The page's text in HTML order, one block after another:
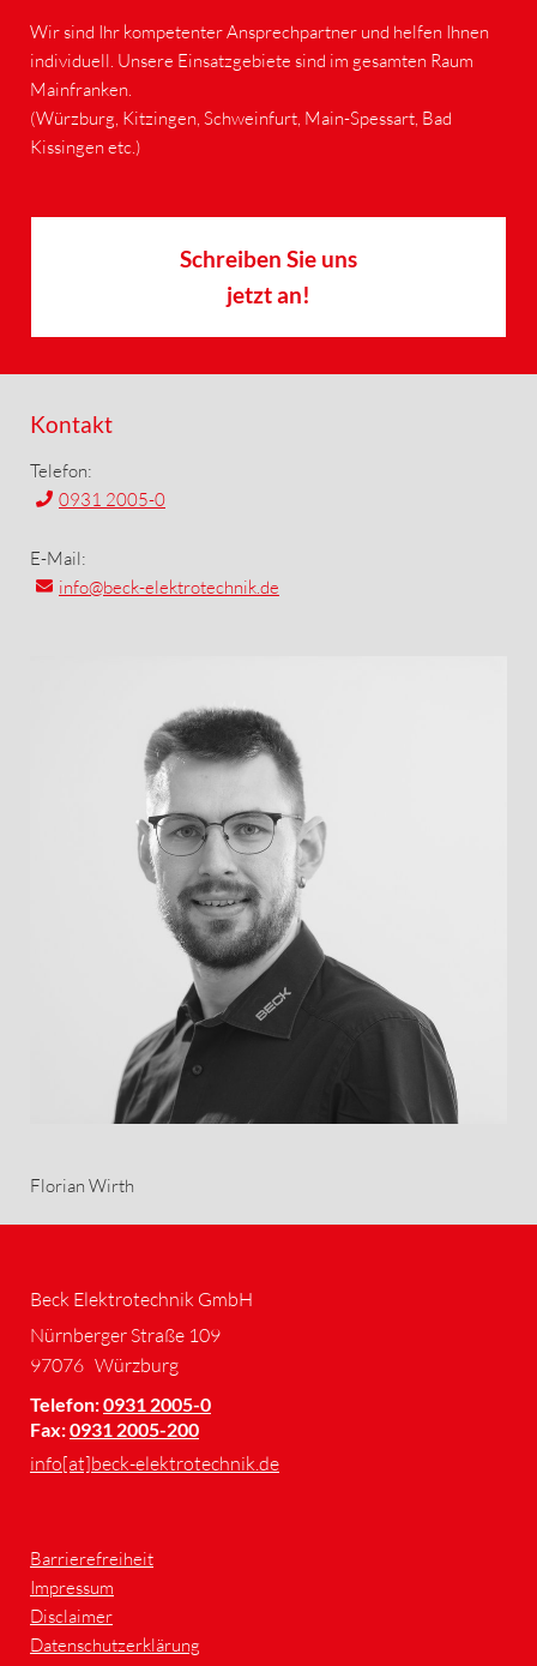
Wir sind Ihr kompetenter Ansprechpartner und helfen Ihnen
individuell. Unsere Einsatzgebiete sind im gesamten Raum
Mainfranken.
(Würzburg, Kitzingen, Schweinfurt, Main-Spessart, Bad
Kissingen etc.)
Schreiben Sie uns
jetzt an!
Kontakt
Telefon:
0931 2005-0
E-Mail:
info@beck-elektrotechnik.de
Florian Wirth
Beck Elektrotechnik GmbH
Nürnberger Straße 109
97076 Würzburg
Telefon:0931 2005-0
Fax:0931 2005-200
info[at]beck-elektrotechnik.de
Barrierefreiheit
Impressum
Disclaimer
Datenschutzerklärung